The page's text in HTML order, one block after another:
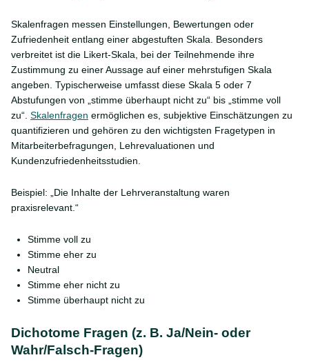
Skalenfragen messen Einstellungen, Bewertungen oder
Zufriedenheit entlang einer abgestuften Skala. Besonders
verbreitet ist die Likert-Skala, bei der Teilnehmende ihre
Zustimmung zu einer Aussage auf einer mehrstufigen Skala
angeben. Typischerweise umfasst diese Skala 5 oder 7
Abstufungen von „stimme überhaupt nicht zu“ bis „stimme voll
zu“. Skalenfragen ermöglichen es, subjektive Einschätzungen zu
quantifizieren und gehören zu den wichtigsten Fragetypen in
Mitarbeiterbefragungen, Lehrevaluationen und
Kundenzufriedenheitsstudien.
Beispiel: „Die Inhalte der Lehrveranstaltung waren
praxisrelevant.“
Stimme voll zu
Stimme eher zu
Neutral
Stimme eher nicht zu
Stimme überhaupt nicht zu
Dichotome Fragen (z. B. Ja/Nein- oder
Wahr/Falsch-Fragen)